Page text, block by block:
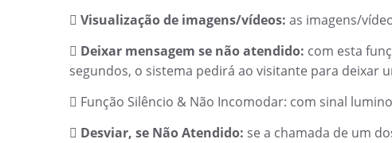
 Visualização de imagens/vídeos: as imagens/
 Deixar mensagem se não atendido: com esta
segundos, o sistema pedirá ao visitante para deixar
 Função Silêncio & Não Incomodar: com sinal
 Desviar, se Não Atendido: se a chamada de um